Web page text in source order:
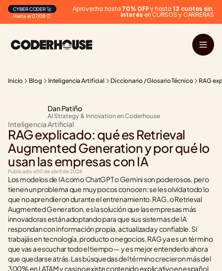
Hasta el 07/08 ⏰
CYBER CODER 🚀 Aprovecha hasta 70% OFF y hasta 12 cuotas sin
interés en CURSOS y CARRERAS
Inicio Blog Inteligencia Artificial Diccionario / Glosario Técnico RAG
Dan Patiño
AI Strategy & Innovation en Coderhouse
Inteligencia Artificial
RAG explicado: qué es Retrieval
Augmented Generation y por qué lo
usan las empresas con IA
Publicado el10 de abril de 2026
Los modelos de IA como ChatGPT o Gemini son poderosos, pero
tienen un problema que muy pocos conocen: se les olvida todo lo
que no aprendieron durante el entrenamiento. RAG, o Retrieval
Augmented Generation, es la solución que las empresas más
innovadoras están adoptando para que sus sistemas de IA
respondan con información propia, actualizada y confiable. Si
trabajás en tecnología, producto o negocios, RAG ya es un término
que vas a escuchar todo el tiempo — y es mejor entenderlo ahora
que quedarse atrás. Las búsquedas del término crecieron más del
300% en LATAM y casi no existe contenido explicativo en español